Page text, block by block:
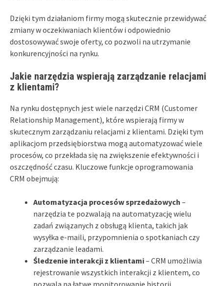
Dzięki tym działaniom firmy mogą skutecznie przewidywać
zmiany w oczekiwaniach klientów i odpowiednio
dostosowywać swoje oferty, co pozwoli na utrzymanie
konkurencyjności na rynku.
Jakie narzędzia wspierają zarządzanie relacjami
z klientami?
Na rynku dostępnych jest wiele narzędzi CRM (Customer
Relationship Management), które wspierają firmy w
skutecznym zarządzaniu relacjami z klientami. Dzięki tym
aplikacjom przedsiębiorstwa mogą automatyzować wiele
procesów, co przekłada się na zwiększenie efektywności i
oszczędność czasu. Kluczowe funkcje oprogramowania
CRM obejmują:
Automatyzacja procesów sprzedażowych –
narzędzia te pozwalają na automatyzację wielu
zadań związanych z obsługą klienta, takich jak
wysyłka e-maili, przypomnienia o spotkaniach czy
zarządzanie leadami.
Śledzenie interakcji z klientami– CRM umożliwia
rejestrowanie wszystkich interakcji z klientem, co
pozwala na łatwe monitorowanie historii